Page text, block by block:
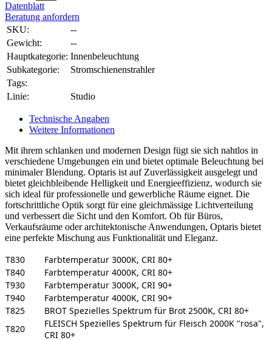
Datenblatt
Beratung anfordern
SKU:
--
Gewicht:
--
Hauptkategorie: Innenbeleuchtung
Subkategorie:
Stromschienenstrahler
Tags:
Linie:
Studio
Technische Angaben
Weitere Informationen
Mit ihrem schlanken und modernen Design fügt sie sich nahtlos in
verschiedene Umgebungen ein und bietet optimale Beleuchtung bei
minimaler Blendung. Optaris ist auf Zuverlässigkeit ausgelegt und
bietet gleichbleibende Helligkeit und Energieeffizienz, wodurch sie
sich ideal für professionelle und gewerbliche Räume eignet. Die
fortschrittliche Optik sorgt für eine gleichmässige Lichtverteilung
und verbessert die Sicht und den Komfort. Ob für Büros,
Verkaufsräume oder architektonische Anwendungen, Optaris bietet
eine perfekte Mischung aus Funktionalität und Eleganz.
T830
Farbtemperatur 3000K, CRI 80+
T840
Farbtemperatur 4000K, CRI 80+
T930
Farbtemperatur 3000K, CRI 90+
T940
Farbtemperatur 4000K, CRI 90+
T825
BROT Spezielles Spektrum für Brot 2500K, CRI 80+
T820
FLEISCH Spezielles Spektrum für Fleisch 2000K "rosa",
CRI 80+